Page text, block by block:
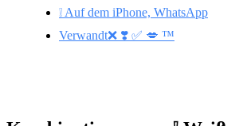
❕ Auf dem iPhone, WhatsApp
Verwandt❌ ❣️ ✅ 💋 ™️